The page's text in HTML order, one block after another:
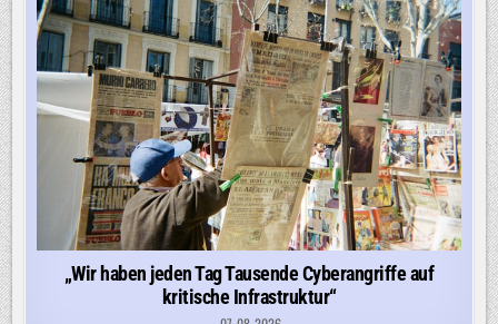
„Wir haben jeden Tag Tausende Cyberangriffe auf
kritische Infrastruktur“